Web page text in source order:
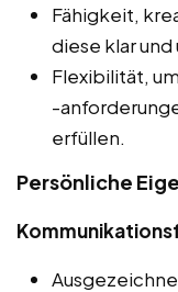
Fähigkeit,
diese klar
Flexibilität,
-
erfüllen.
Persönliche